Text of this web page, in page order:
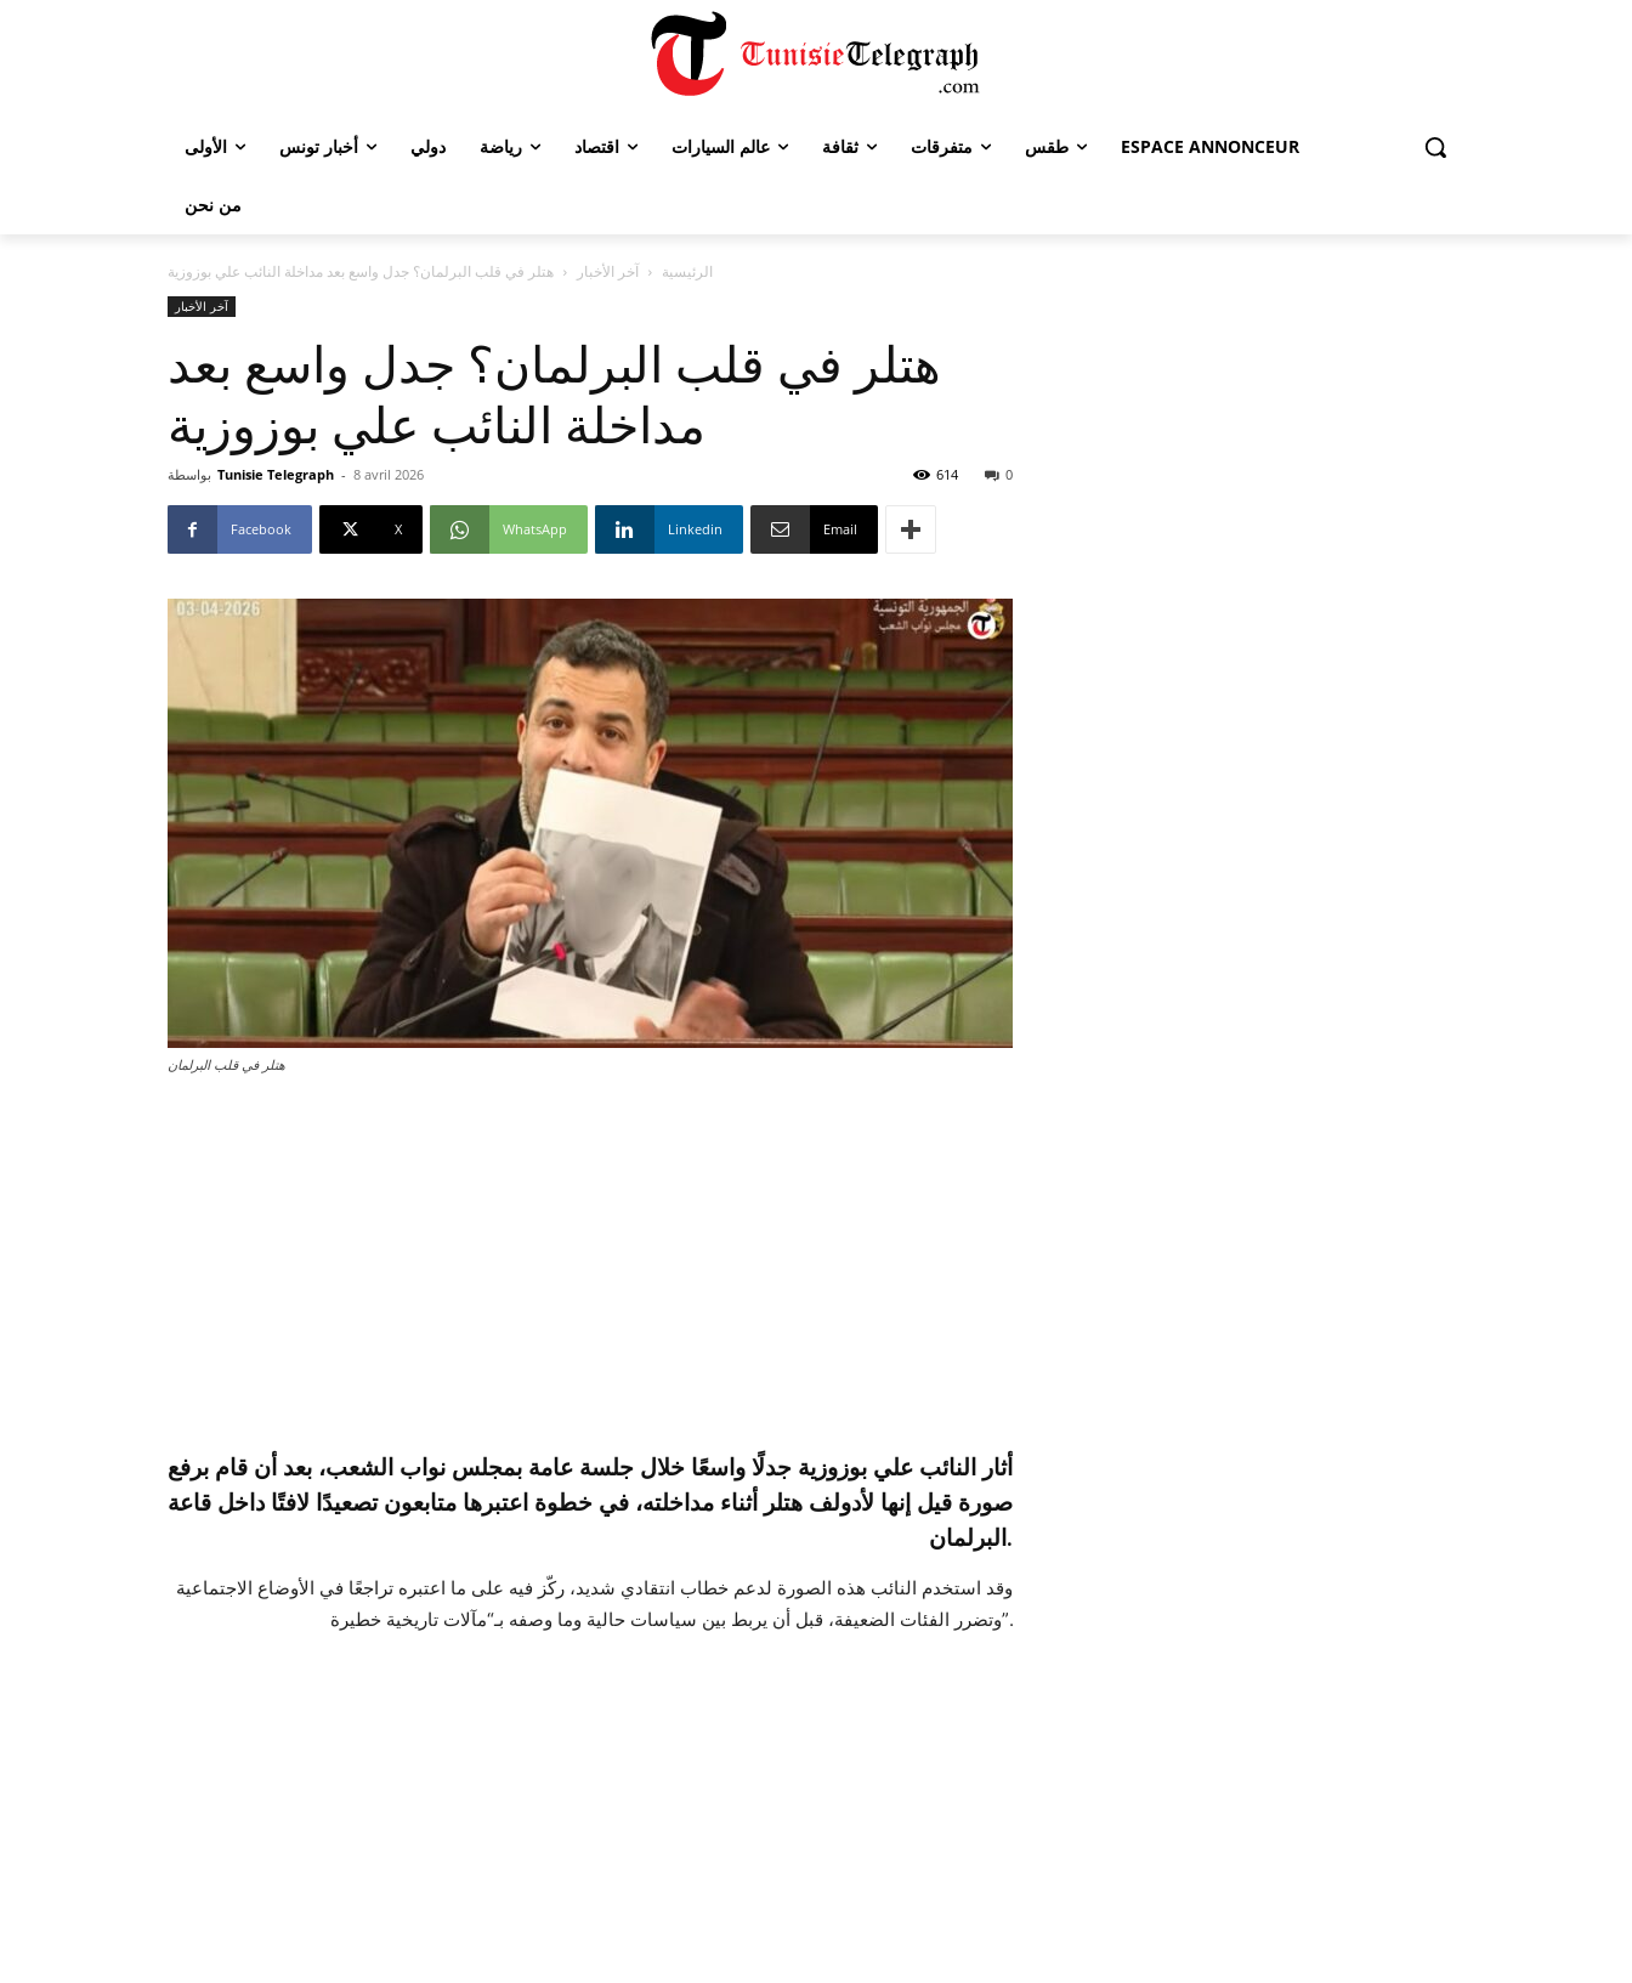
الأولى أخبار تونس دولي رياضة اقتصاد عالم السيارات ثقافة متفرقات طقس ESPACE ANNONCEUR
من نحن
الرئيسية آخر الأخبار هتلر في قلب البرلمان؟ جدل واسع بعد مداخلة النائب علي بوزوزية
آخر الأخبار
هتلر في قلب البرلمان؟ جدل واسع بعد
مداخلة النائب علي بوزوزية
بواسطة Tunisie Telegraph - 8 avril 2026 0
614
Facebook X WhatsApp Linkedin Email
هتلر في قلب البرلمان
أثار النائب علي بوزوزية جدلًا واسعًا خلال جلسة عامة بمجلس نواب الشعب، بعد أن قام برفع
صورة قيل إنها لأدولف هتلر أثناء مداخلته، في خطوة اعتبرها متابعون تصعيدًا لافتًا داخل قاعة
البرلمان.
وقد استخدم النائب هذه الصورة لدعم خطاب انتقادي شديد، ركّز فيه على ما اعتبره تراجعًا في الأوضاع الاجتماعية
وتضرر الفئات الضعيفة، قبل أن يربط بين سياسات حالية وما وصفه بـ“مآلات تاريخية خطيرة”.